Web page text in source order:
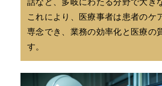
これにより、医療事者は患者のケ
専念でき、業務の効率化と医療の
す。